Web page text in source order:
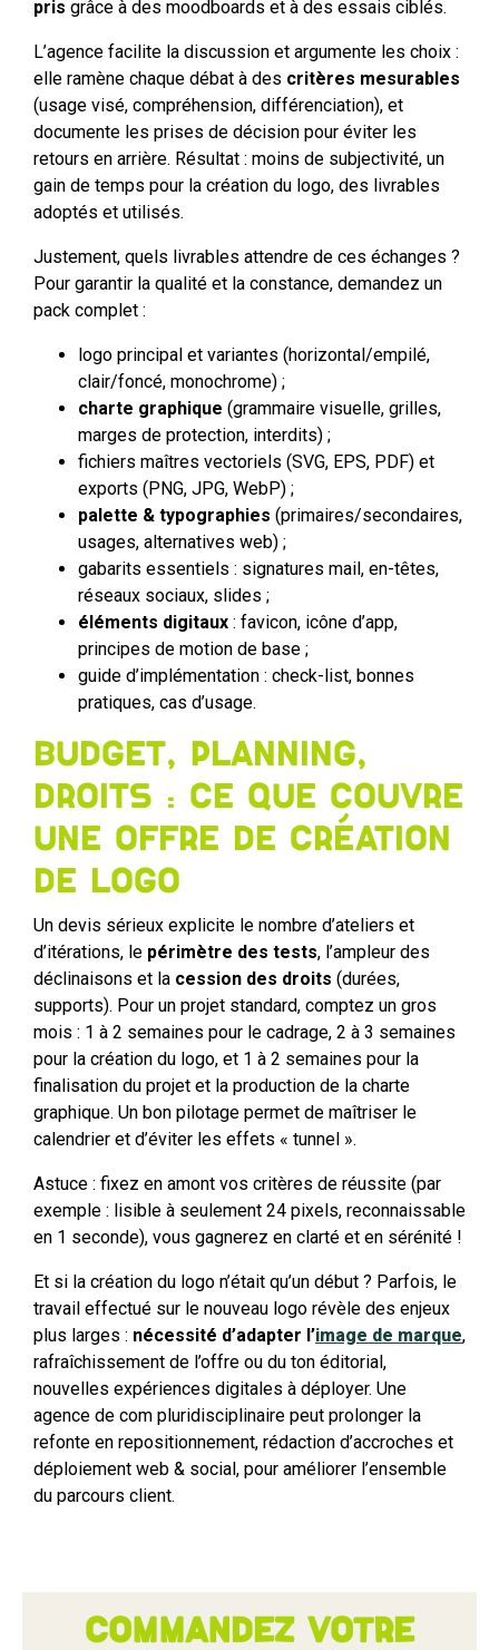
pris grâce à des moodboards et à des essais ciblés.
L’agence facilite la discussion et argumente les choix :
elle ramène chaque débat à des critères mesurables
(usage visé, compréhension, différenciation), et
documente les prises de décision pour éviter les
retours en arrière. Résultat : moins de subjectivité, un
gain de temps pour la création du logo, des livrables
adoptés et utilisés.
Justement, quels livrables attendre de ces échanges ?
Pour garantir la qualité et la constance, demandez un
pack complet :
logo principal et variantes (horizontal/empilé,
clair/foncé, monochrome) ;
charte graphique (grammaire visuelle, grilles,
marges de protection, interdits) ;
fichiers maîtres vectoriels (SVG, EPS, PDF) et
exports (PNG, JPG, WebP) ;
palette & typographies (primaires/secondaires,
usages, alternatives web) ;
gabarits essentiels : signatures mail, en-têtes,
réseaux sociaux, slides ;
éléments digitaux : favicon, icône d’app,
principes de motion de base ;
guide d’implémentation : check-list, bonnes
pratiques, cas d’usage.
Budget, planning,
droits : ce que couvre
une offre de création
de logo
Un devis sérieux explicite le nombre d’ateliers et
d’itérations, le périmètre des tests, l’ampleur des
déclinaisons et la cession des droits (durées,
supports). Pour un projet standard, comptez un gros
mois : 1 à 2 semaines pour le cadrage, 2 à 3 semaines
pour la création du logo, et 1 à 2 semaines pour la
finalisation du projet et la production de la charte
graphique. Un bon pilotage permet de maîtriser le
calendrier et d’éviter les effets « tunnel ».
Astuce : fixez en amont vos critères de réussite (par
exemple : lisible à seulement 24 pixels, reconnaissable
en 1 seconde), vous gagnerez en clarté et en sérénité !
Et si la création du logo n’était qu’un début ? Parfois, le
travail effectué sur le nouveau logo révèle des enjeux
plus larges : nécessité d’adapter l’image de marque,
rafraîchissement de l’offre ou du ton éditorial,
nouvelles expériences digitales à déployer. Une
agence de com pluridisciplinaire peut prolonger la
refonte en repositionnement, rédaction d’accroches et
déploiement web & social, pour améliorer l’ensemble
du parcours client.
Commandez votre